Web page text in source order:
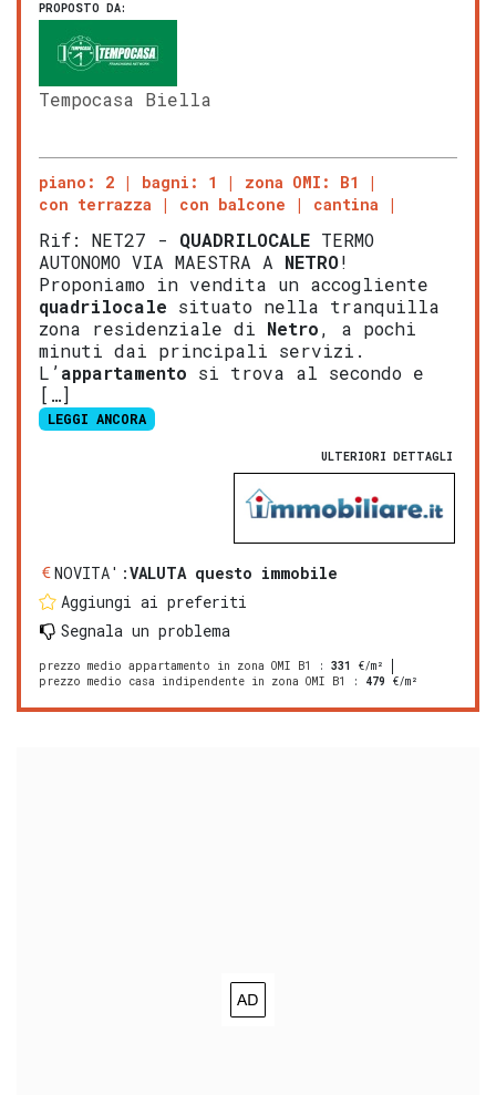
PROPOSTO DA:
Tempocasa Biella
piano: 2 bagni: 1
zona OMI: B1
con terrazza
con balcone cantina
Rif: NET27 - QUADRILOCALE TERMO
AUTONOMO VIA MAESTRA A NETRO!
Proponiamo in vendita un accogliente
quadrilocale situato nella tranquilla
zona residenziale di Netro, a pochi
minuti dai principali servizi.
L’appartamento si trova al secondo e
[…]
LEGGI ANCORA
ULTERIORI DETTAGLI
NOVITA':VALUTA questo immobile
Aggiungi ai preferiti
Segnala un problema
prezzo medio appartamento in zona OMI B1 : 331
€/m²
prezzo medio casa indipendente in zona OMI B1
: 479 €/m²